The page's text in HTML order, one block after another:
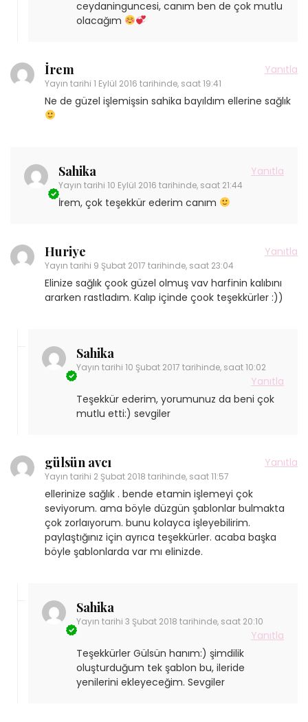
ceydaninguncesi, canım ben de çok mutlu
olacağım
İrem
Yayın tarihi 1 Eylül 2016 tarihinde, saat 19:41
Yanıtla
Ne de güzel işlemişsin sahika bayıldım ellerine sağlık
Sahika
Yayın tarihi 10 Eylül 2016 tarihinde, saat 21:44
Yanıtla
İrem, çok teşekkür ederim canım
Huriye
Yayın tarihi 9 Şubat 2017 tarihinde, saat 23:04
Yanıtla
Elinize sağlık çook güzel olmuş vav harfinin kalıbını
ararken rastladım. Kalıp içinde çook teşekkürler :))
Sahika
Yayın tarihi 10 Şubat 2017 tarihinde, saat 10:02
Yanıtla
Teşekkür ederim, yorumunuz da beni çok
mutlu etti:) sevgiler
gülsün avcı
Yayın tarihi 2 Şubat 2018 tarihinde, saat 11:57
Yanıtla
ellerinize sağlık . bende etamin işlemeyi çok
seviyorum. ama böyle düzgün şablonlar bulmakta
çok zorlaıyorum. bunu kolayca işleyebilirim.
paylaştığınız için ayrıca teşekkürler. acaba başka
böyle şablonlarda var mı elinizde.
Sahika
Yayın tarihi 3 Şubat 2018 tarihinde, saat 20:10
Yanıtla
Teşekkürler Gülsün hanım:) şimdilik
oluşturduğum tek şablon bu, ileride
yenilerini ekleyeceğim. Sevgiler